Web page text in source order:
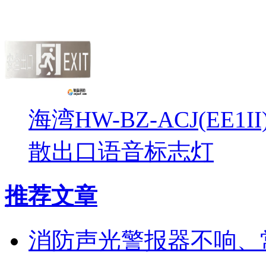
海湾HW-BZ-
散出口语音标志灯
推荐文章
消防声光警报器不响